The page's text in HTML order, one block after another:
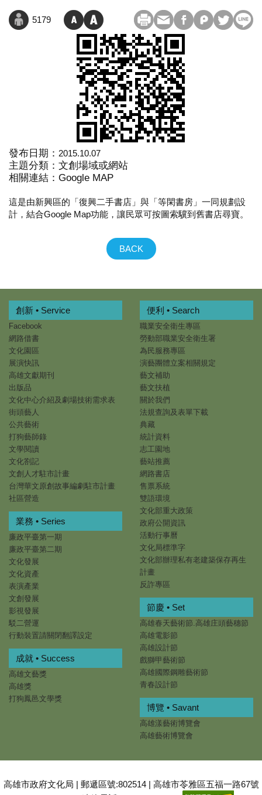
5179
發布日期： 2015.10.07
主題分類：文創場域或網站
相關連結： Google MAP
這是由新興區的「復興二手書店」與「等閑書房」一同規劃設
計，結合Google Map功能，讓民眾可按圖索驥到舊書店尋寶。
BACK
創新 • Service
Facebook
網路借書
文化園區
展演快訊
高雄文獻期刊
出版品
文化中心介紹及劇場技術需求表
街頭藝人
公共藝術
打狗藝師錄
文學閱讀
文化劄記
文創人才駐市計畫
台灣華文原創故事編劇駐市計畫
社區營造
便利 • Search
職業安全衛生專區
勞動部職業安全衛生署
為民服務專區
演藝團體立案相關規定
藝文補助
藝文扶植
關於我們
法規查詢及表單下載
典藏
統計資料
志工園地
藝站推薦
網路書店
售票系統
雙語環境
文化部重大政策
政府公開資訊
活動行事曆
文化局標準字
文化部辦理私有老建築保存再生
計畫
反詐專區
業務 • Series
廉政平臺第一期
廉政平臺第二期
文化發展
文化資產
表演產業
文創發展
影視發展
駁二營運
行動裝置請關閉翻譯設定
節慶 • Set
高雄春天藝術節.高雄庄頭藝穗節
高雄電影節
高雄設計節
戲獅甲藝術節
高雄國際鋼雕藝術節
青春設計節
成就 • Success
高雄文藝獎
高雄獎
打狗鳳邑文學獎
博覽 • Savant
高雄漾藝術博覽會
高雄藝術博覽會
高雄市政府文化局 | 郵遞區號:802514 | 高雄市苓雅區五福一路67號